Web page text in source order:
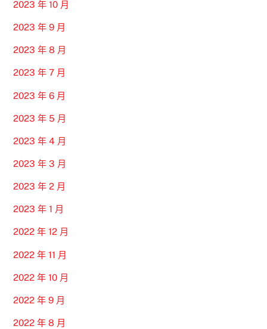
2023 年 10 月
2023 年 9 月
2023 年 8 月
2023 年 7 月
2023 年 6 月
2023 年 5 月
2023 年 4 月
2023 年 3 月
2023 年 2 月
2023 年 1 月
2022 年 12 月
2022 年 11 月
2022 年 10 月
2022 年 9 月
2022 年 8 月